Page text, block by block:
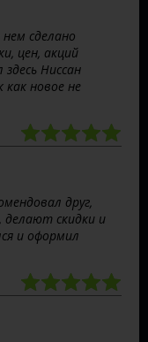
сделано
цен, акций
Ниссан
новое не
друг,
делают скидки и
и оформил